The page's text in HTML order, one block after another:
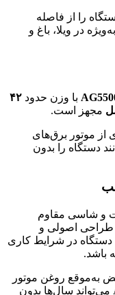
را از فاصله
در ویلا، باغ و
با وزن حدود ۴۲
مجهز است.
از موتور برق‌های
دستگاه را بدون
و شاسی مقاوم
طراحی اصولی و
دستگاه در شرایط کاری
باشد.
به‌موقع روغن موتور
و استفاده صحیح، موتور برق AG5500ISER می‌تواند سال‌ها بدون